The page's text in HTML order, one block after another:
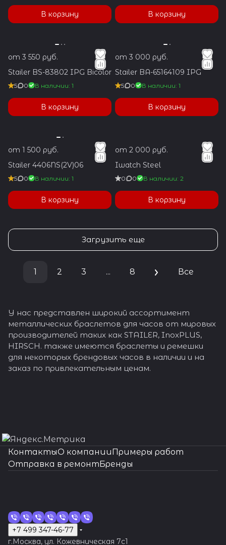
В корзину В корзину
от 3 550 руб.
Stailer BS-83802 IPG Bicolor
5 0 В наличии: 1
В корзину
от 3 000 руб.
Stailer BA-65164109 IPG
5 0 В наличии: 1
В корзину
от 1 500 руб.
Stailer 4406NS(2V)06
5 0 В наличии: 1
В корзину
от 2 000 руб.
Iwatch Steel
0 0 В наличии: 2
В корзину
Загрузить еще
1 2 3 ... 8 Все
У нас представлен широкий ассортимент
металлических браслетов для часов от мировых
производителей таких как STAILER, InoxPLUS,
HIRSCH. также имеются браслеты и ремешки
для некоторых брендовых часов в наличии и на
заказ по привлекательным ценам.
КонтактыО компанииПримеры работ
Отправка в ремонтБренды
+7 499 347-46-77
г.Москва, ул. Кожевническая 7c1